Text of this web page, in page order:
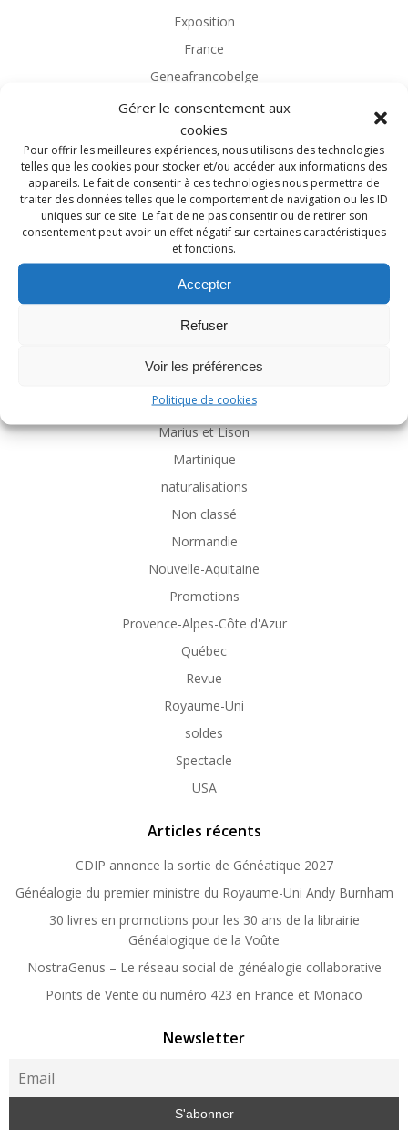
Gérer le consentement aux
cookies
Pour offrir les meilleures expériences, nous utilisons des technologies
telles que les cookies pour stocker et/ou accéder aux informations des
appareils. Le fait de consentir à ces technologies nous permettra de
traiter des données telles que le comportement de navigation ou les ID
uniques sur ce site. Le fait de ne pas consentir ou de retirer son
consentement peut avoir un effet négatif sur certaines caractéristiques
et fonctions.
Accepter
Refuser
Voir les préférences
Politique de cookies
Exposition
France
Geneafrancobelge
Généalogie
Généalogie Magazine
Généalogies célèbres
Généatique
Guerre 14-18
Héraldique
Heredis
Île-de-France
Librairie
Limousin
Logiciel
Marius et Lison
Martinique
naturalisations
Non classé
Normandie
Nouvelle-Aquitaine
Promotions
Provence-Alpes-Côte d'Azur
Québec
Revue
Royaume-Uni
soldes
Spectacle
USA
Articles récents
CDIP annonce la sortie de Généatique 2027
Généalogie du premier ministre du Royaume-Uni Andy Burnham
30 livres en promotions pour les 30 ans de la librairie
Généalogique de la Voûte
NostraGenus – Le réseau social de généalogie collaborative
Points de Vente du numéro 423 en France et Monaco
Newsletter